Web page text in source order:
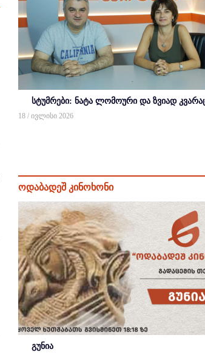
სტუმრები: ნატა ლომოური და ზვიად
18 / ივლისი 2026
ოდაბადეშ კინოხონი
გუნია